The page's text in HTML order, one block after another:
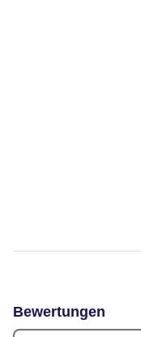
Bewertungen